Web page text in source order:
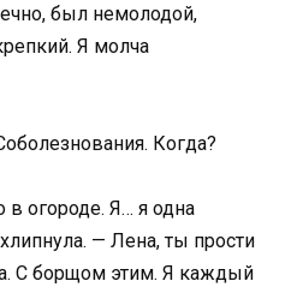
был немолодой,
Я молча
Когда?
огороде. Я… я одна
— Лена, ты прости
С борщом этим. Я каждый